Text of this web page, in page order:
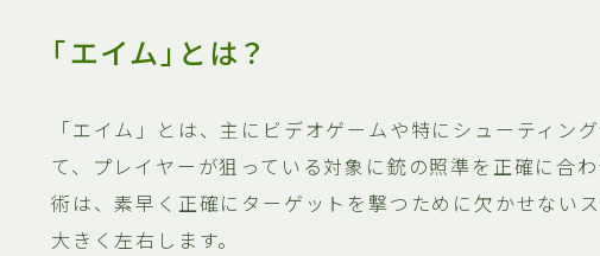
「エイム」とは？
「エイム」とは、主にビデオゲームや特にシューティン
て、プレイヤーが狙っている対象に銃の照準を正確に合
術は、素早く正確にターゲットを撃つために欠かせない
大きく左右します。